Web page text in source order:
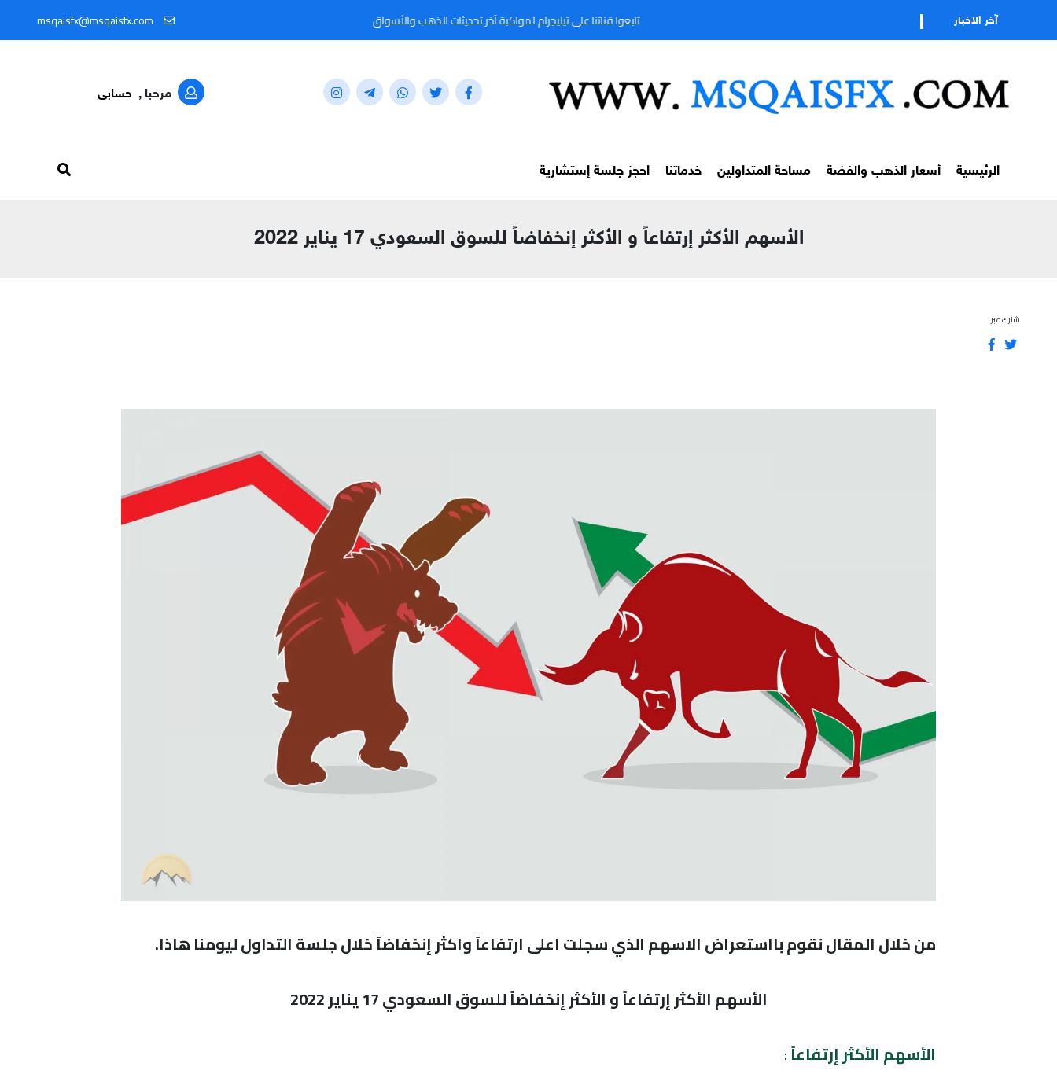
آخر الاخبار تابعوا قناتنا على تيليجرام لمواكبة آخر تحديثات الذهب والأسواق المالية لحظة بلحظة من خلال المعرّف: @MSQAISFX91 msqaisfx@msqaisfx.com
مرحبا , حسابى
الرئيسية أسعار الذهب والفضة مساحة المتداولين خدماتنا احجز جلسة إستشارية
الأسهم الأكثر إرتفاعاً و الأكثر إنخفاضاً للسوق السعودي 17 يناير 2022
شارك عبر
من خلال المقال نقوم بااستعراض الاسهم الذي سجلت اعلى ارتفاعاً واكثر إنخفاضاً خلال جلسة التداول ليومنا هاذا.
الأسهم الأكثر إرتفاعاً و الأكثر إنخفاضاً للسوق السعودي 17 يناير 2022
الأسهم الأكثر إرتفاعاً: